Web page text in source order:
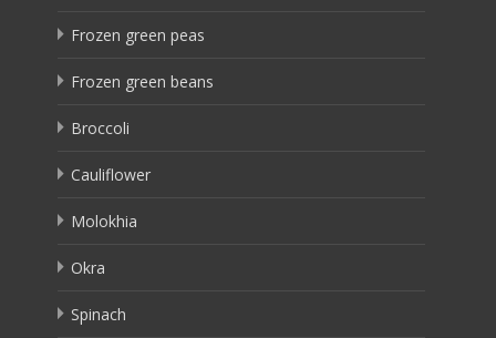
Frozen green peas
Frozen green beans
Broccoli
Cauliflower
Molokhia
Okra
Spinach